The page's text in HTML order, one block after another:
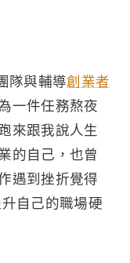
隊與輔導創業者
一件任務熬夜
來跟我說人生
的自己，也曾
遇到挫折覺得
自己的職場硬